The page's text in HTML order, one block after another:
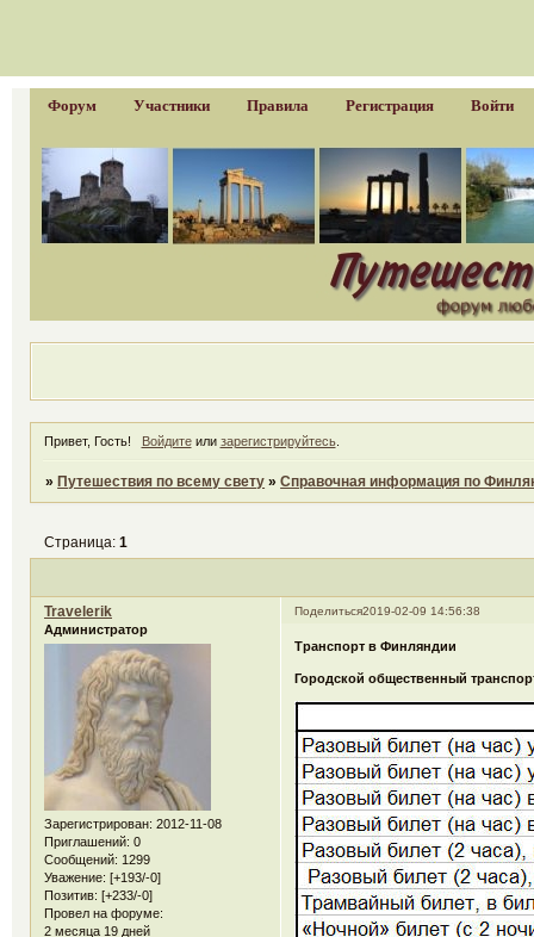
Форум Участники Правила Регистрация Войти
Привет, Гость! Войдитеили зарегистрируйтесь.
»Путешествия по всему свету »Справочная информация по
Страница:1
Поделиться2019-02-09 14:56:38
Travelerik
Администратор
Зарегистрирован: 2012-11-08
Приглашений: 0
Сообщений: 1299
Уважение: [+193/-0]
Позитив: [+233/-0]
Провел на форуме:
2 месяца 19 дней
Транспорт в Финляндии
Городской общественный